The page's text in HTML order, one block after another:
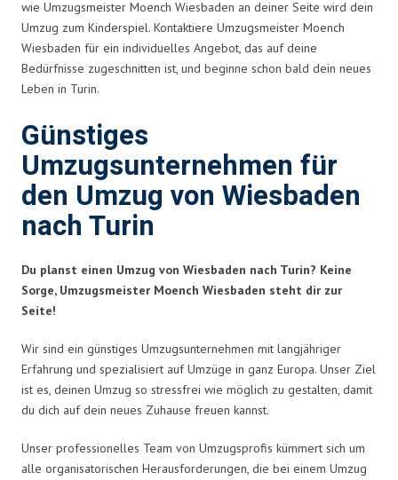
wie Umzugsmeister Moench Wiesbaden an deiner Seite wird dein
Umzug zum Kinderspiel. Kontaktiere Umzugsmeister Moench
Wiesbaden für ein individuelles Angebot, das auf deine
Bedürfnisse zugeschnitten ist, und beginne schon bald dein neues
Leben in Turin.
Günstiges
Umzugsunternehmen für
den Umzug von Wiesbaden
nach Turin
Du planst einen Umzug von Wiesbaden nach Turin? Keine
Sorge, Umzugsmeister Moench Wiesbaden steht dir zur
Seite!
Wir sind ein günstiges Umzugsunternehmen mit langjähriger
Erfahrung und spezialisiert auf Umzüge in ganz Europa. Unser Ziel
ist es, deinen Umzug so stressfrei wie möglich zu gestalten, damit
du dich auf dein neues Zuhause freuen kannst.
Unser professionelles Team von Umzugsprofis kümmert sich um
alle organisatorischen Herausforderungen, die bei einem Umzug